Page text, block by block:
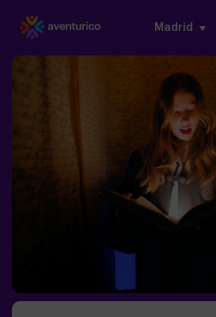
Madrid